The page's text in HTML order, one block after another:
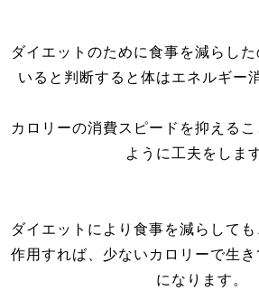
ダイエットのために食事を減らし
いると判断すると体はエネルギー
カロリーの消費スピードを抑える
ように工夫をします
ダイエットにより食事を減らして
作用すれば、少ないカロリーで生
になります。